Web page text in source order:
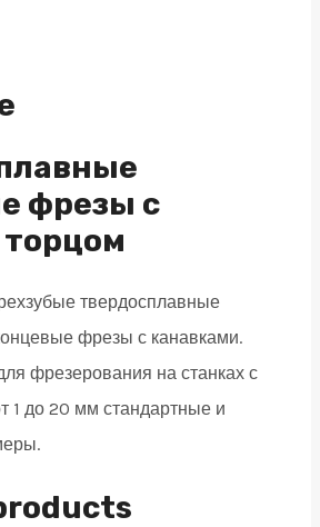
фрезы с
твердосплавные
фрезы с канавками.
фрезерования на станках с
1 до 20 мм стандартные и